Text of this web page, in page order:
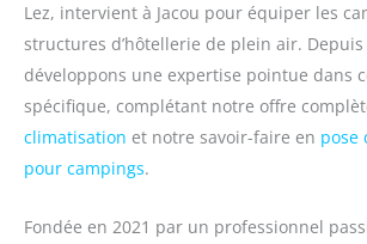
Lez, intervient à Jacou pour équiper les
structures d’hôtellerie de plein air. Depuis
développons une expertise pointue dans
spécifique, complétant notre offre
climatisation et notre savoir-faire en pose
pour campings.
Fondée en 2021 par un professionnel